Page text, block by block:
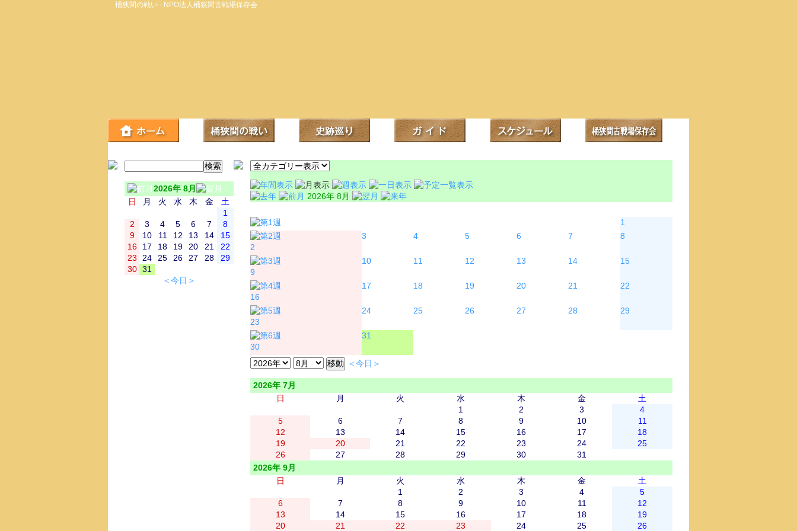
桶狭間の戦い - NPO法人桶狭間古戦場保存会
2026年 8月
日
月 火 水 木 金
土
1
2
3 4 5 6 7
8
9
10 11 12 13 14
15
16
17 18 19 20 21
22
23
24 25 26 27 28
29
30
31
＜今日＞
2026年 8月
1
2
3 4 5 6 7 8
9
10 11 12 13 14 15
16
17 18 19 20 21 22
23
24 25 26 27 28 29
30
31
＜今日＞
2026年 7月
日
月 火 水 木 金
土
1
2 3
4
5
6 7 8 9 10
11
12
13 14 15 16 17
18
19
20 21 22 23 24
25
26
27 28 29 30
31
2026年 9月
日
月 火 水 木 金
土
1
2 3 4
5
6
7 8 9 10 11
12
13
14 15 16 17 18
19
20
21 22 23 24 25 26